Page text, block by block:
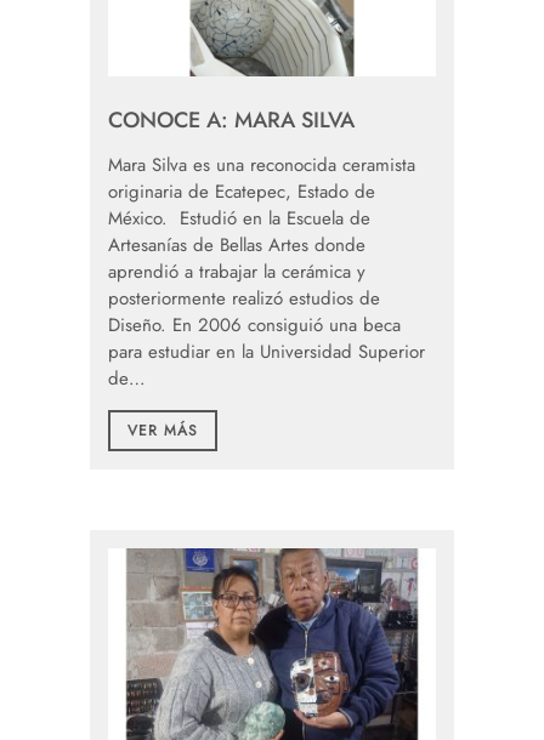
CONOCE A: MARA SILVA
Mara Silva es una reconocida ceramista
originaria de Ecatepec, Estado de
México. Estudió en la Escuela de
Artesanías de Bellas Artes donde
aprendió a trabajar la cerámica y
posteriormente realizó estudios de
Diseño. En 2006 consiguió una beca
para estudiar en la Universidad Superior
de…
VER MÁS